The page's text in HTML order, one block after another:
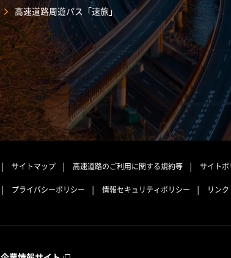
高速道路周遊パス「速旅」
サイトマップ 高速道路のご利用に関する規約等 サイトポ
プライバシーポリシー 情報セキュリティポリシー リンク